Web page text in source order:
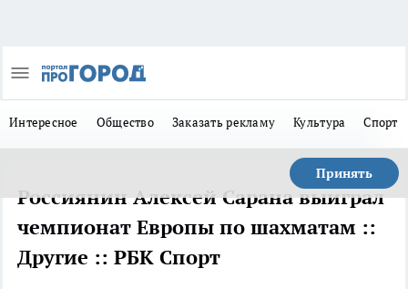
Интересное Общество Заказать рекламу Культура Спорт
Принять
Россиянин Алексей Сарана выиграл
чемпионат Европы по шахматам ::
Другие :: РБК Спорт